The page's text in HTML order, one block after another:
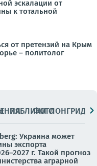
эскалации от
к тотальной
от претензий на Крым
– политолог
ПАБЛИКИ
ФОТОЛОНГРИДЫ
Украина может
экспорта
г. Такой прогноз
аграрной